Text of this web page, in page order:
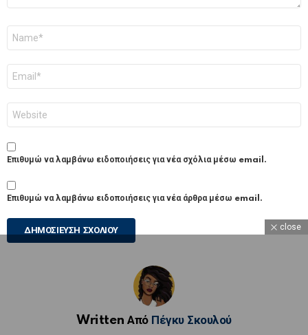
Επιθυμώ να λαμβάνω ειδοποιήσεις για νέα σχόλια μέσω email.
Επιθυμώ να λαμβάνω ειδοποιήσεις για νέα άρθρα μέσω email.
Written Από Πέγκυ Σκουλού
close